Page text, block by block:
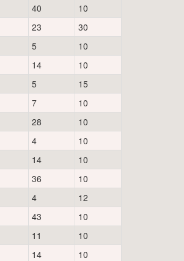
40
10
23
30
5
10
14
10
5
15
7
10
28
10
4
10
14
10
36
10
4
12
43
10
11
10
14
10